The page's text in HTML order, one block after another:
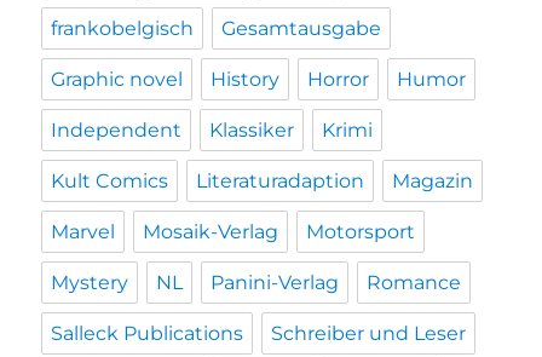
frankobelgisch Gesamtausgabe
Graphic novel History Horror Humor
Independent Klassiker Krimi
Kult Comics Literaturadaption Magazin
Marvel Mosaik-Verlag Motorsport
Mystery NL Panini-Verlag Romance
Salleck Publications Schreiber und Leser